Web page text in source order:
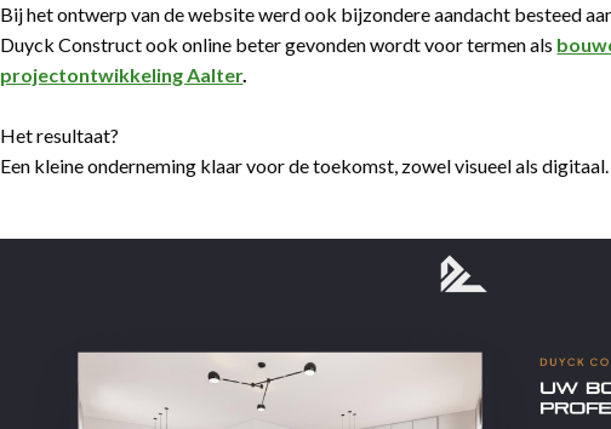
Bij het ontwerp van de website werd ook bijzondere aandacht besteed
Duyck Construct ook online beter gevonden wordt voor termen als
projectontwikkeling Aalter.
Het resultaat?
Een kleine onderneming klaar voor de toekomst, zowel visueel als digitaal.